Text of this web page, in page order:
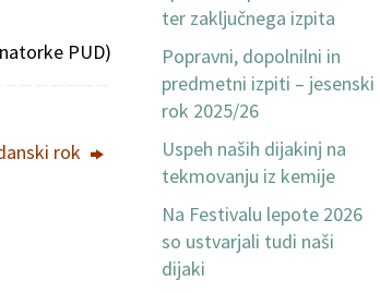
PUD)
rok
ter zaključnega izpita
Popravni, dopolnilni in
predmetni izpiti – jesenski
rok 2025/26
Uspeh naših dijakinj na
tekmovanju iz kemije
Na Festivalu lepote 2026
so ustvarjali tudi naši
dijaki